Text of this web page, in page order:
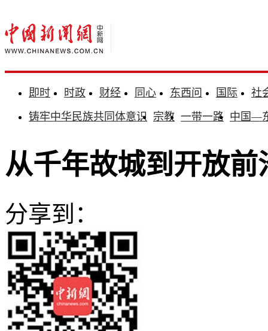
即时 时政 财经 同心 东西问 国际
社
铸牢中华民族共同体意识 宗教 一带一路 中国—
从千年故城到开放
分享到：